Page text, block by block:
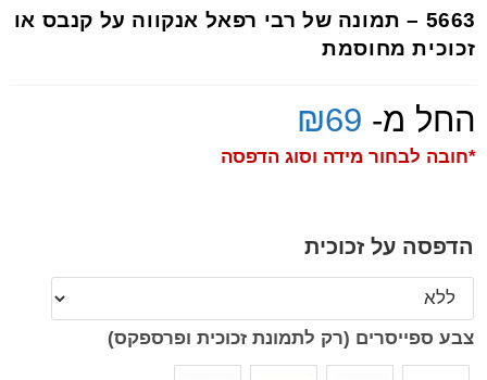
5663 – תמונה של רבי רפאל אנקווה על קנבס או
זכוכית מחוסמת
החל מ- ₪69
*חובה לבחור מידה וסוג הדפסה
הדפסה על זכוכית
צבע ספייסרים (רק לתמונת זכוכית ופרספקס)